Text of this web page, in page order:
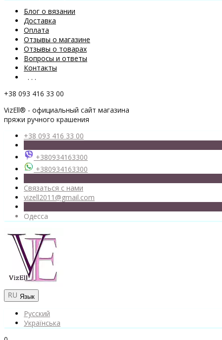
Блог о вязании
Доставка
Оплата
Отзывы о магазине
Отзывы о товарах
Вопросы и ответы
Контакты
. . .
+38 093 416 33 00
VizEll® - официальный сайт магазина
пряжи ручного крашения
+38 093 416 33 00
+380934163300
+380934163300
Связаться с нами
vizell2011@gmail.com
Одесса
Язык
Русский
Українська